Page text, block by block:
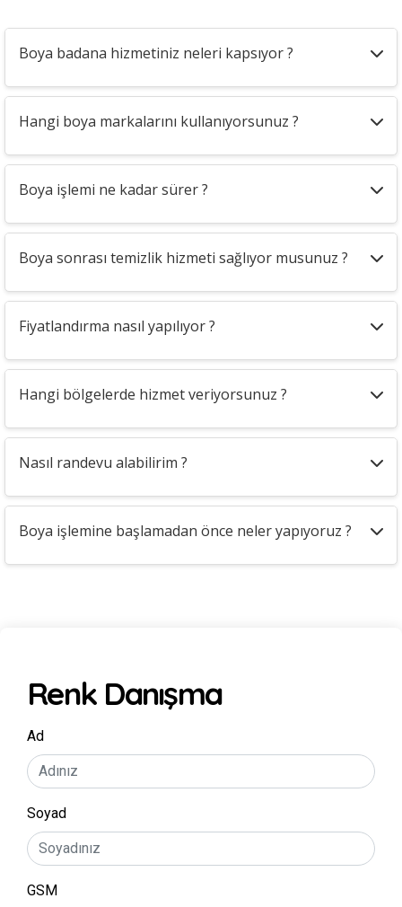
Boya badana hizmetiniz neleri kapsıyor ?
Hangi boya markalarını kullanıyorsunuz ?
Boya işlemi ne kadar sürer ?
Boya sonrası temizlik hizmeti sağlıyor musunuz ?
Fiyatlandırma nasıl yapılıyor ?
Hangi bölgelerde hizmet veriyorsunuz ?
Nasıl randevu alabilirim ?
Boya işlemine başlamadan önce neler yapıyoruz ?
Renk Danışma
Ad
Soyad
GSM